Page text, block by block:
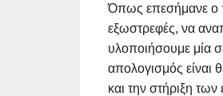
Όπως επεσήμανε ο
εξωστρεφές, να
υλοποιήσουμε μία
απολογισμός είναι
και την στήριξη